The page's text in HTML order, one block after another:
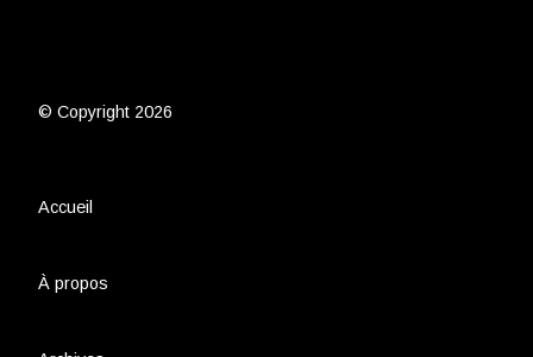
© Copyright 2026
Accueil
À propos